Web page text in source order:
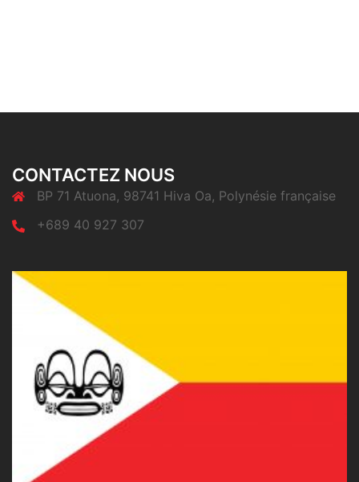
CONTACTEZ NOUS
BP 71 Atuona, 98741 Hiva Oa, Polynésie française
+689 40 927 307